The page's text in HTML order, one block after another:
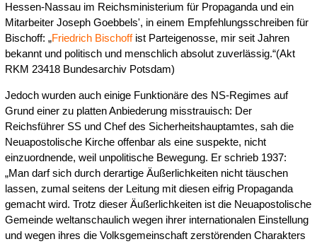
Hessen-Nassau im Reichsministerium für Propaganda und ein
Mitarbeiter Joseph Goebbels', in einem Empfehlungsschreiben für
Bischoff: „Friedrich Bischoffist Parteigenosse, mir seit Jahren
bekannt und politisch und menschlich absolut zuverlässig.“(Akt
RKM 23418 Bundesarchiv Potsdam)
Jedoch wurden auch einige Funktionäre des NS-Regimes auf
Grund einer zu platten Anbiederung misstrauisch: Der
Reichsführer SS und Chef des Sicherheitshauptamtes, sah die
Neuapostolische Kirche offenbar als eine suspekte, nicht
einzuordnende, weil unpolitische Bewegung. Er schrieb 1937:
„Man darf sich durch derartige Äußerlichkeiten nicht täuschen
lassen, zumal seitens der Leitung mit diesen eifrig Propaganda
gemacht wird. Trotz dieser Äußerlichkeiten ist die Neuapostolische
Gemeinde weltanschaulich wegen ihrer internationalen Einstellung
und wegen ihres die Volksgemeinschaft zerstörenden Charakters